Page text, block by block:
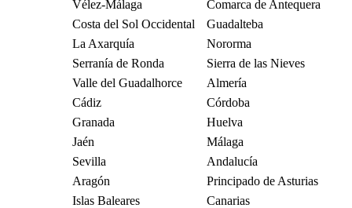
Vélez-Málaga
Comarca de Antequera
Costa del Sol Occidental
Guadalteba
La Axarquía
Nororma
Serranía de Ronda
Sierra de las Nieves
Valle del Guadalhorce
Almería
Cádiz
Córdoba
Granada
Huelva
Jaén
Málaga
Sevilla
Andalucía
Aragón
Principado de Asturias
Islas Baleares
Canarias